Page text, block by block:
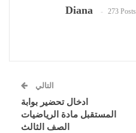
Diana 273 Posts
التالي
ادخال تحضير بوابة
المستقبل مادة الرياضيات
الصف الثالث